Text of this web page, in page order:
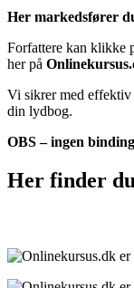
Her markedsfører
Forfattere kan klikke
her på
Vi sikrer med effektiv
din lydbog.
OBS – ingen
Her finder du